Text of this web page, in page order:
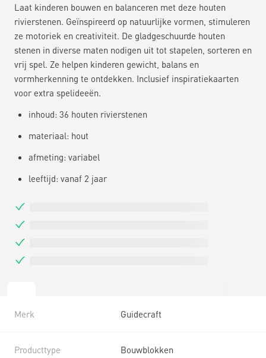
Laat kinderen bouwen en balanceren met deze houten
rivierstenen. Geïnspireerd op natuurlijke vormen, stimuleren
ze motoriek en creativiteit. De gladgeschuurde houten
stenen in diverse maten nodigen uit tot stapelen, sorteren en
vrij spel. Ze helpen kinderen gewicht, balans en
vormherkenning te ontdekken. Inclusief inspiratiekaarten
voor extra spelideeën.
inhoud: 36 houten rivierstenen
materiaal: hout
afmeting: variabel
leeftijd: vanaf 2 jaar
Merk Guidecraft
Producttype Bouwblokken